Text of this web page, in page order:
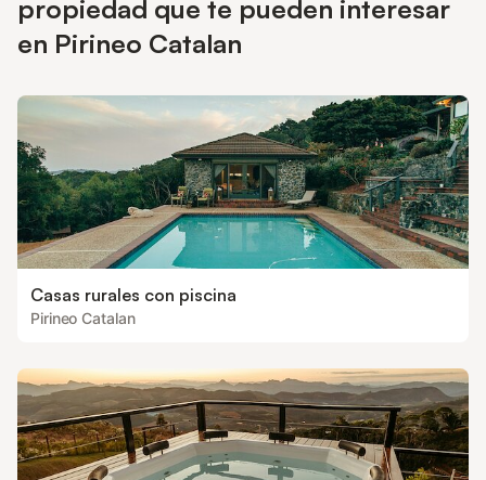
propiedad que te pueden interesar
en Pirineo Catalan
Casas rurales con piscina
Pirineo Catalan